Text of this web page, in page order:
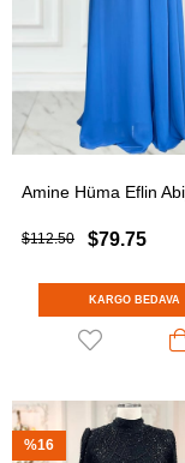
$79.75
$112.50
KARGO BEDAVA
%16